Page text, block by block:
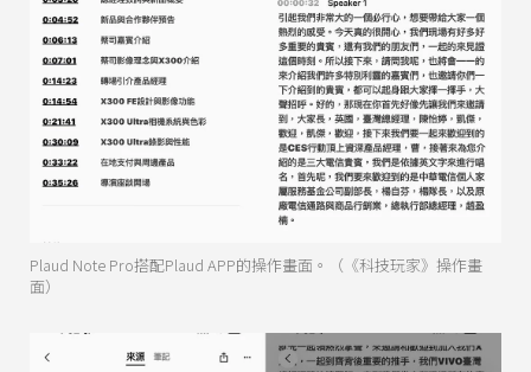
Plaud Note Pro搭配Plaud APP的操作畫面。（《科技玩家》操作畫
面）